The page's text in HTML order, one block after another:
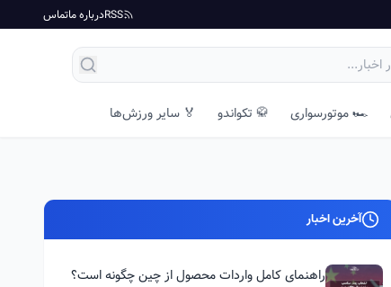
RSSدرباره ماتماس
🏎️ موتورسواری 🥋 تکواندو 🏅 سایر ورزش‌ها
آخرین اخبار
راهنمای کامل واردات محصول از چین چگونه است؟